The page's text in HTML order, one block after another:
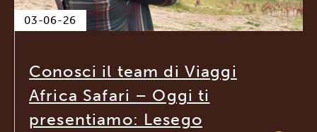
03-06-26
Conosci il team di Viaggi
Africa Safari – Oggi ti
presentiamo: Lesego